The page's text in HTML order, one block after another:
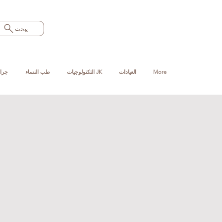
طب النساء التكنولوجيات JK العيادات More
يبحث